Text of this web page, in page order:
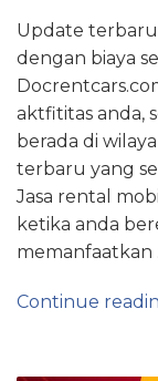
Update terbaru
dengan biaya
aktfititas anda,
berada di
terbaru yang
Jasa rental
ketika anda
memanfaatkan
Continue